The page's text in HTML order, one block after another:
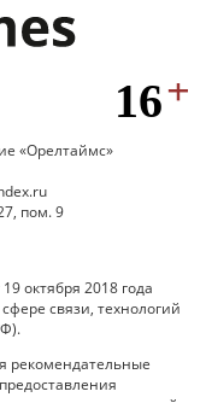
«Орелтаймс»
пом. 9
октября 2018 года
связи, технологий
рекомендательные